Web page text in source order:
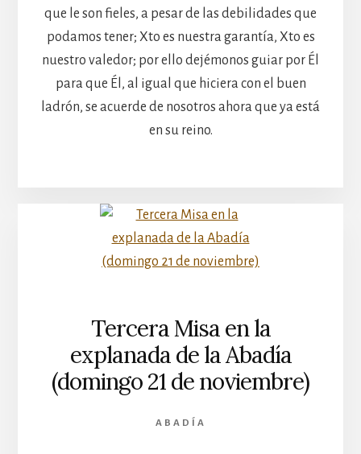
que le son fieles, a pesar de las debilidades que
podamos tener; Xto es nuestra garantía, Xto es
nuestro valedor; por ello dejémonos guiar por Él
para que Él, al igual que hiciera con el buen
ladrón, se acuerde de nosotros ahora que ya está
en su reino.
Tercera Misa en la
explanada de la Abadía
(domingo 21 de noviembre)
ABADÍA